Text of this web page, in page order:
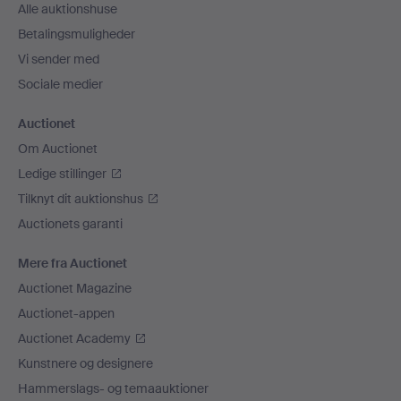
Alle auktionshuse
Betalingsmuligheder
Vi sender med
Sociale medier
Auctionet
Om Auctionet
Ledige stillinger
Tilknyt dit auktionshus
Auctionets garanti
Mere fra Auctionet
Auctionet Magazine
Auctionet-appen
Auctionet Academy
Kunstnere og designere
Hammerslags- og temaauktioner